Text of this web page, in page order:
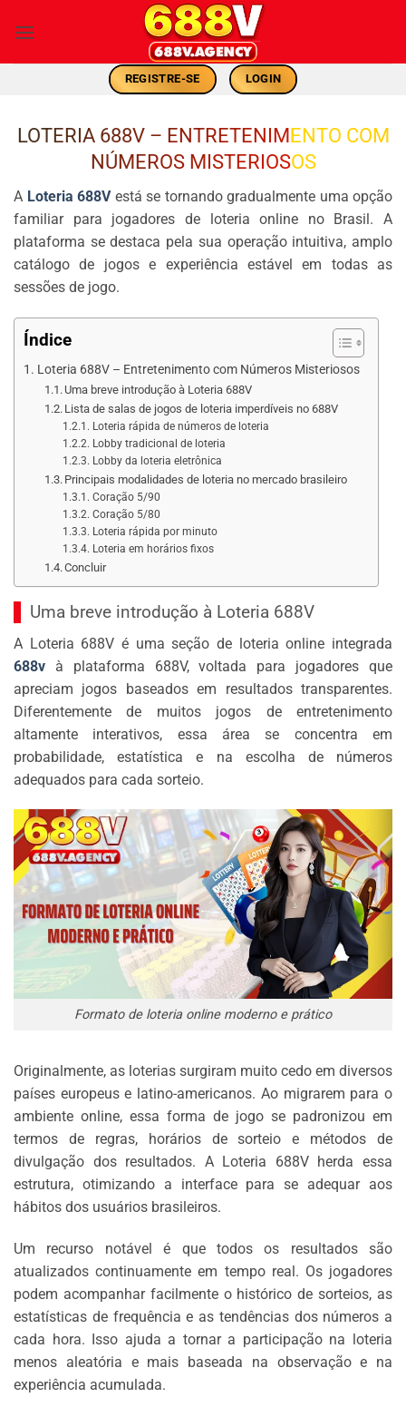
REGISTRE-SE LOGIN
LOTERIA 688V – ENTRETENIMENTO COM
NÚMEROS MISTERIOSOS
A Loteria 688Vestá se tornando gradualmente uma opção
familiar para jogadores de loteria online no Brasil. A
plataforma se destaca pela sua operação intuitiva, amplo
catálogo de jogos e experiência estável em todas as
sessões de jogo.
Índice
Loteria 688V – Entretenimento com Números Misteriosos
Uma breve introdução à Loteria 688V
Lista de salas de jogos de loteria imperdíveis no 688V
Loteria rápida de números de loteria
Lobby tradicional de loteria
Lobby da loteria eletrônica
Principais modalidades de loteria no mercado brasileiro
Coração 5/90
Coração 5/80
Loteria rápida por minuto
Loteria em horários fixos
Concluir
Uma breve introdução à Loteria 688V
A Loteria 688V é uma seção de loteria online integrada
688v à plataforma 688V, voltada para jogadores que
apreciam jogos baseados em resultados transparentes.
Diferentemente de muitos jogos de entretenimento
altamente interativos, essa área se concentra em
probabilidade, estatística e na escolha de números
adequados para cada sorteio.
Formato de loteria online moderno e prático
Originalmente, as loterias surgiram muito cedo em diversos
países europeus e latino-americanos. Ao migrarem para o
ambiente online, essa forma de jogo se padronizou em
termos de regras, horários de sorteio e métodos de
divulgação dos resultados. A Loteria 688V herda essa
estrutura, otimizando a interface para se adequar aos
hábitos dos usuários brasileiros.
Um recurso notável é que todos os resultados são
atualizados continuamente em tempo real. Os jogadores
podem acompanhar facilmente o histórico de sorteios, as
estatísticas de frequência e as tendências dos números a
cada hora. Isso ajuda a tornar a participação na loteria
menos aleatória e mais baseada na observação e na
experiência acumulada.